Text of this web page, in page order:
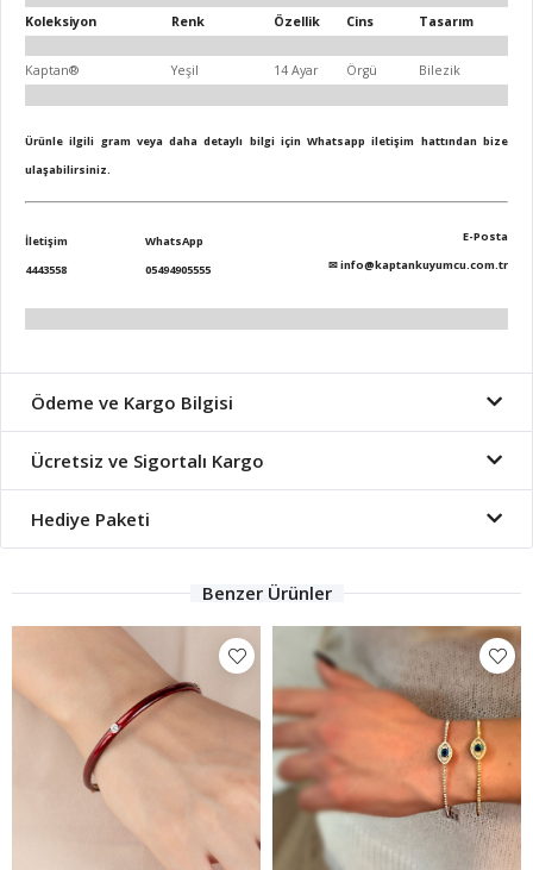
Koleksiyon Renk Özellik Cins Tasarım
Kaptan® Yeşil 14 Ayar Örgü Bilezik
Ürünle ilgili gram veya daha detaylı bilgi için Whatsapp iletişim hattından bize
ulaşabilirsiniz.
İletişim
4443558
WhatsApp
05494905555
E-Posta
✉info@kaptankuyumcu.com.tr
Ödeme ve Kargo Bilgisi
Ücretsiz ve Sigortalı Kargo
Hediye Paketi
Benzer Ürünler